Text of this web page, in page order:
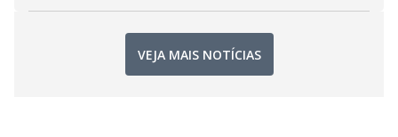
VEJA MAIS NOTÍCIAS